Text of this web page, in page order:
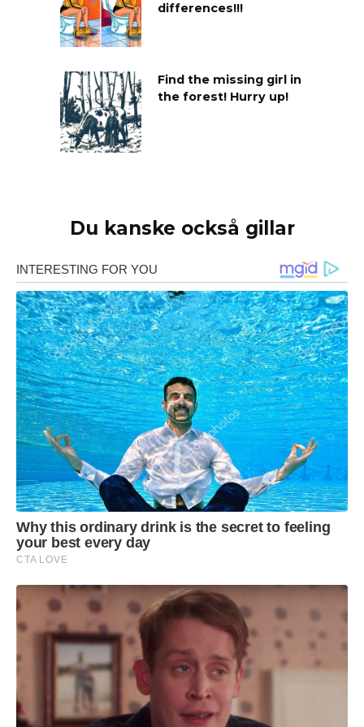
differences!!!
Find the missing girl in
the forest! Hurry up!
Du kanske också gillar